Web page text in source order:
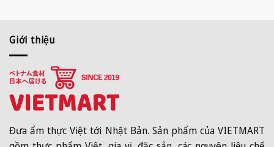
Giới thiệu
Đưa ẩm thực Việt tới Nhật Bản. Sản phẩm của VIETMART